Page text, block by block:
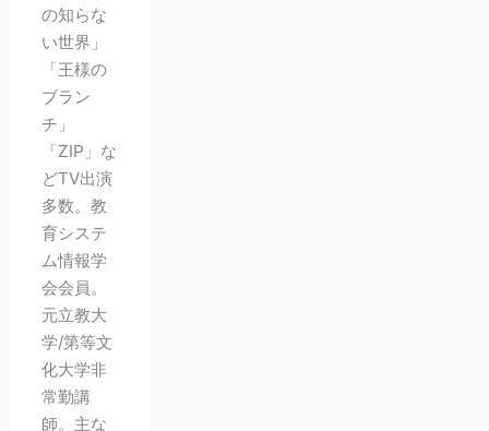
の知らな
い世界」
「王様の
ブラン
チ」
「ZIP」な
どTV出演
多数。教
育システ
ム情報学
会会員。
元立教大
学/第等文
化大学非
常勤講
師。主な